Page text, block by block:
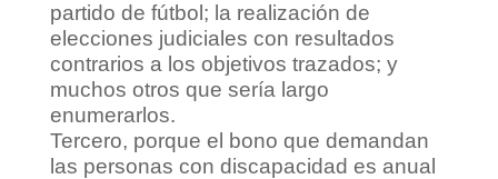
partido de fútbol; la realización de
elecciones judiciales con resultados
contrarios a los objetivos trazados; y
muchos otros que sería largo
enumerarlos.
Tercero, porque el bono que demandan
las personas con discapacidad es anual